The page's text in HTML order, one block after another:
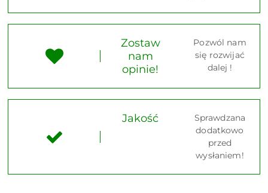
Zostaw
nam
opinie!
Pozwól nam
się rozwijać
dalej !
Jakość
Sprawdzana
dodatkowo
przed
wysłaniem!